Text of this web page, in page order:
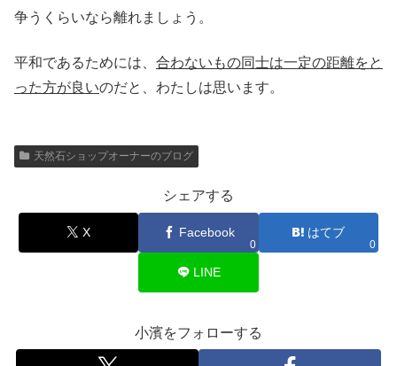
争うくらいなら離れましょう。
平和であるためには、 合わないもの同士は一定の距離をと
った方が良いのだと、わたしは思います。
天然石ショップオーナーのブログ
シェアする
X Facebook
0
はてブ
0
LINE
小濱をフォローする